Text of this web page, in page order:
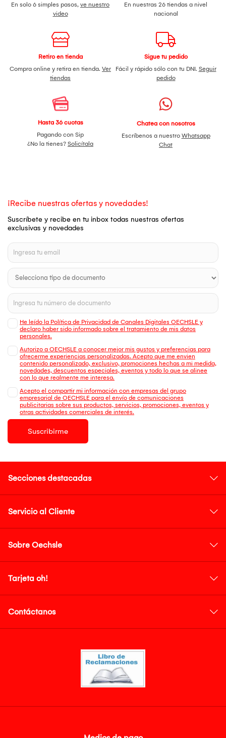
En solo 6 simples pasos, ve nuestro
video
En nuestras 26 tiendas a nivel
nacional
Retiro en tienda
Compra online y retira en tienda. Ver
tiendas
Sigue tu pedido
Fácil y rápido sólo con tu DNI. Seguir
pedido
Hasta 36 cuotas
Pagando con Sip
¿No la tienes? Solicítala
Chatea con nosotros
Escríbenos a nuestro Whatsapp
Chat
¡Recibe nuestras ofertas y novedades!
Suscríbete y recibe en tu inbox todas nuestras ofertas
exclusivas y novedades
He leído la Política de Privacidad de Canales Digitales OECHSLE y
declaro haber sido informado sobre el tratamiento de mis datos
personales.
Autorizo a OECHSLE a conocer mejor mis gustos y preferencias para
ofrecerme experiencias personalizadas. Acepto que me envien
contenido personalizado, exclusivo, promociones hechas a mi medida,
novedades, descuentos especiales, eventos y todo lo que se alinee
con lo que realmente me interesa.
Acepto el compartir mi información con empresas del grupo
empresarial de OECHSLE para el envío de comunicaciones
publicitarias sobre sus productos, servicios, promociones, eventos y
otras actividades comerciales de interés.
Suscribirme
Secciones destacadas
Servicio al Cliente
Sobre Oechsle
Tarjeta oh!
Contáctanos